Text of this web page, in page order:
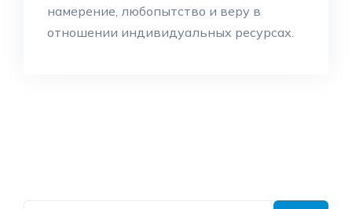
намерение, любопытство и веру в
отношении индивидуальных ресурсах.